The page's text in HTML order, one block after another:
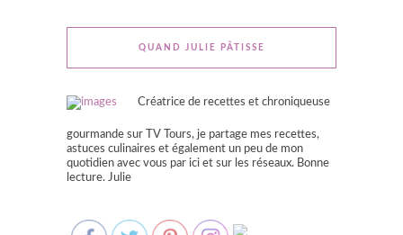
QUAND JULIE PÂTISSE
Créatrice de recettes et chroniqueuse
gourmande sur TV Tours, je partage mes recettes,
astuces culinaires et également un peu de mon
quotidien avec vous par ici et sur les réseaux. Bonne
lecture. Julie